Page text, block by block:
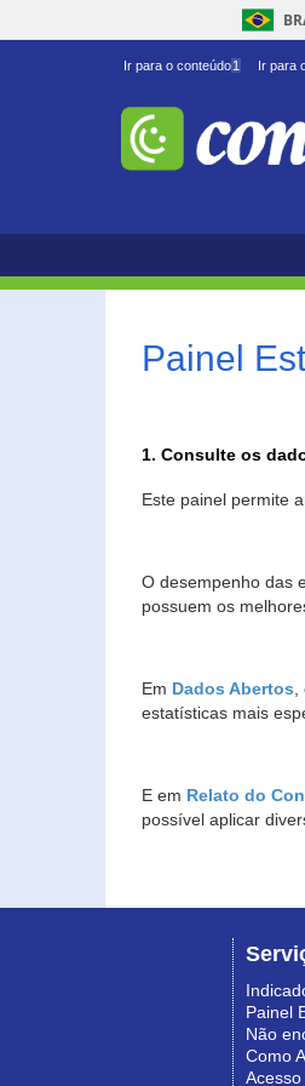
Ir para o conteúdo1 Ir para
Painel
1. Consulte os
Este painel permite
O desempenho das
possuem os
Em Dados Abertos,
estatísticas mais
E em Relato do
possível aplicar
Painel
Não
Como